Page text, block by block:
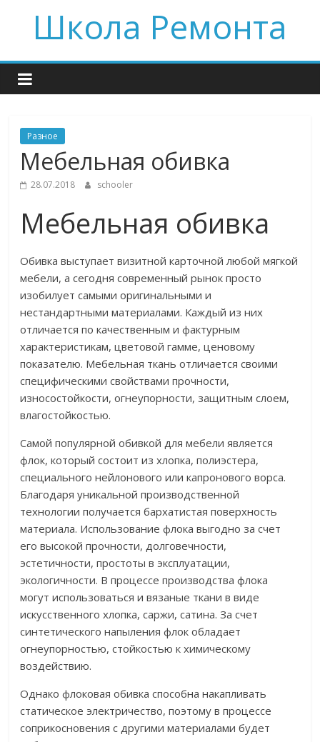
contentШкола Ремонта
Разное
Мебельная обивка
28.07.2018 schooler
Мебельная обивка
Обивка выступает визитной карточной любой мягкой
мебели, а сегодня современный рынок просто
изобилует самыми оригинальными и
нестандартными материалами. Каждый из них
отличается по качественным и фактурным
характеристикам, цветовой гамме, ценовому
показателю. Мебельная ткань отличается своими
специфическими свойствами прочности,
износостойкости, огнеупорности, защитным слоем,
влагостойкостью.
Самой популярной обивкой для мебели является
флок, который состоит из хлопка, полиэстера,
специального нейлонового или капронового ворса.
Благодаря уникальной производственной
технологии получается бархатистая поверхность
материала. Использование флока выгодно за счет
его высокой прочности, долговечности,
эстетичности, простоты в эксплуатации,
экологичности. В процессе производства флока
могут использоваться и вязаные ткани в виде
искусственного хлопка, саржи, сатина. За счет
синтетического напыления флок обладает
огнеупорностью, стойкостью к химическому
воздействию.
Однако флоковая обивка способна накапливать
статическое электричество, поэтому в процессе
соприкосновения с другими материалами будет